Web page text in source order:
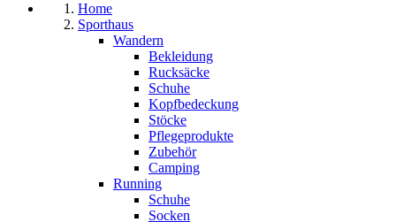
Home
Sporthaus
Wandern
Bekleidung
Rucksäcke
Schuhe
Kopfbedeckung
Stöcke
Pflegeprodukte
Zubehör
Camping
Running
Schuhe
Socken